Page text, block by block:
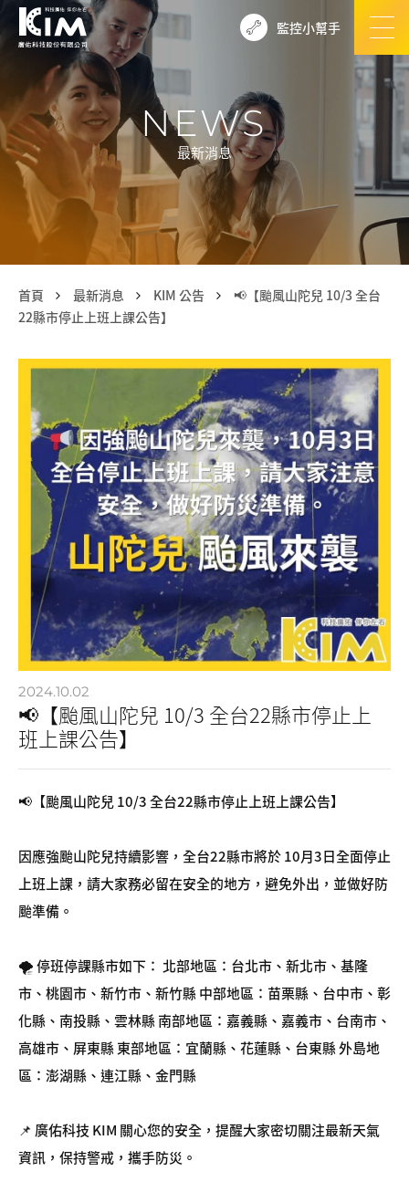
監控小幫手
NEWS
最新消息
首頁 最新消息 KIM 公告
📢【颱風山陀兒 10/3 全台
22縣市停止上班上課公告】
2024.10.02
📢【颱風山陀兒 10/3 全台22縣市停止上
班上課公告】
📢【颱風山陀兒 10/3 全台22縣市停止上班上課公告】
因應強颱山陀兒持續影響，全台22縣市將於 10月3日全面停止
上班上課，請大家務必留在安全的地方，避免外出，並做好防
颱準備。
🌪️ 停班停課縣市如下： 北部地區：台北市、新北市、基隆
市、桃園市、新竹市、新竹縣 中部地區：苗栗縣、台中市、彰
化縣、南投縣、雲林縣 南部地區：嘉義縣、嘉義市、台南市、
高雄市、屏東縣 東部地區：宜蘭縣、花蓮縣、台東縣 外島地
區：澎湖縣、連江縣、金門縣
📌 廣佑科技 KIM 關心您的安全，提醒大家密切關注最新天氣
資訊，保持警戒，攜手防災。